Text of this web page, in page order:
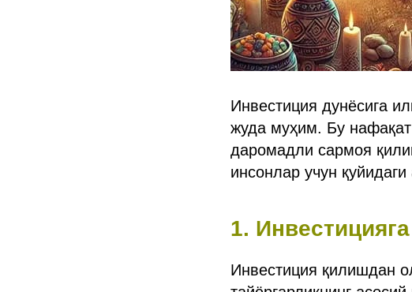
Инвестиция дунёсига
жуда муҳим. Бу
даромадли сармоя
инсонлар учун
1.
Инвестиция қилишдан